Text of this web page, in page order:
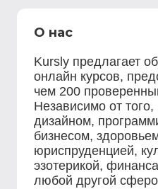
О нас
Kursly предлагает
онлайн курсов,
чем 200
Независимо от
дизайном,
бизнесом,
юриспруденцией,
эзотерикой,
любой другой